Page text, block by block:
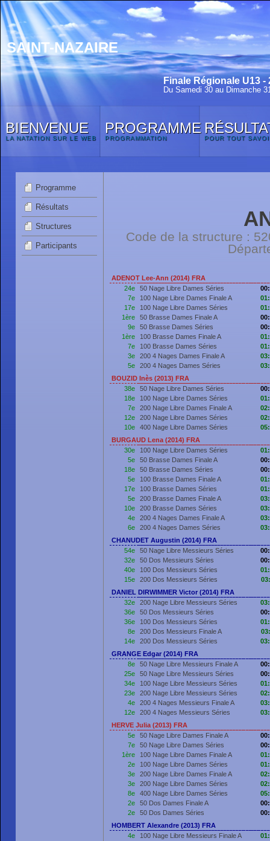
SAINT-NAZAIRE
Finale Régionale U13 -
Du Samedi 30 au Dimanche
BIENVENUE
LA NATATION SUR LE WEB
PROGRAMME
PROGRAMMATION POUR TOUT
Programme
Résultats
Structures
Participants
Code de la structure :
ADENOT Lee-Ann (2014) FRA
24e
50 Nage Libre Dames Séries
7e
100 Nage Libre Dames Finale A
17e
100 Nage Libre Dames Séries
1ère
50 Brasse Dames Finale A
9e
50 Brasse Dames Séries
1ère
100 Brasse Dames Finale A
7e
100 Brasse Dames Séries
3e
200 4 Nages Dames Finale A
5e
200 4 Nages Dames Séries
BOUZID Inès (2013) FRA
38e
50 Nage Libre Dames Séries
18e
100 Nage Libre Dames Séries
7e
200 Nage Libre Dames Finale A
12e
200 Nage Libre Dames Séries
10e
400 Nage Libre Dames Séries
BURGAUD Lena (2014) FRA
30e
100 Nage Libre Dames Séries
5e
50 Brasse Dames Finale A
18e
50 Brasse Dames Séries
5e
100 Brasse Dames Finale A
17e
100 Brasse Dames Séries
5e
200 Brasse Dames Finale A
10e
200 Brasse Dames Séries
4e
200 4 Nages Dames Finale A
6e
200 4 Nages Dames Séries
CHANUDET Augustin (2014) FRA
54e
50 Nage Libre Messieurs Séries
32e
50 Dos Messieurs Séries
40e
100 Dos Messieurs Séries
15e
200 Dos Messieurs Séries
DANIEL DIRWIMMER Victor (2014) FRA
32e
200 Nage Libre Messieurs Séries
36e
50 Dos Messieurs Séries
36e
100 Dos Messieurs Séries
8e
200 Dos Messieurs Finale A
14e
200 Dos Messieurs Séries
GRANGE Edgar (2014) FRA
8e
50 Nage Libre Messieurs Finale A
25e
50 Nage Libre Messieurs Séries
34e
100 Nage Libre Messieurs Séries
23e
200 Nage Libre Messieurs Séries
4e
200 4 Nages Messieurs Finale A
12e
200 4 Nages Messieurs Séries
HERVE Julia (2013) FRA
5e
50 Nage Libre Dames Finale A
7e
50 Nage Libre Dames Séries
1ère
100 Nage Libre Dames Finale A
2e
100 Nage Libre Dames Séries
3e
200 Nage Libre Dames Finale A
3e
200 Nage Libre Dames Séries
8e
400 Nage Libre Dames Séries
2e
50 Dos Dames Finale A
2e
50 Dos Dames Séries
HOMBERT Alexandre (2013) FRA
4e
100 Nage Libre Messieurs Finale A